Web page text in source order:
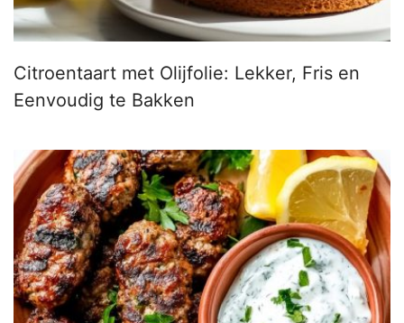
Citroentaart met Olijfolie: Lekker, Fris en
Eenvoudig te Bakken